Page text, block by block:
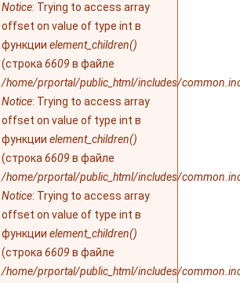
Notice: Trying to access array
offset on value of type int в
функции element_children()
(строка 6609 в файле
/home/prportal/public_html/includes/
Notice: Trying to access array
offset on value of type int в
функции element_children()
(строка 6609 в файле
/home/prportal/public_html/includes/
Notice: Trying to access array
offset on value of type int в
функции element_children()
(строка 6609 в файле
/home/prportal/public_html/includes/